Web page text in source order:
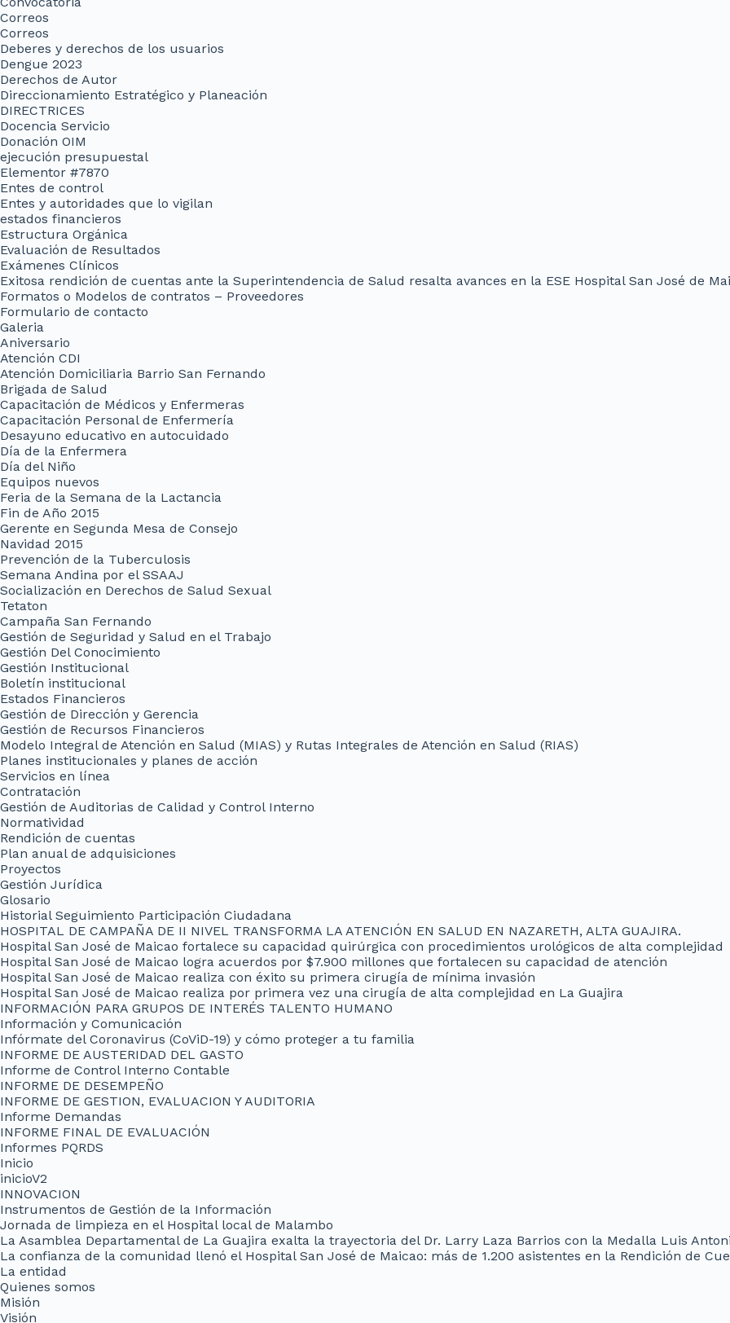
Correos
Correos
Deberes y derechos de los usuarios
Dengue 2023
Derechos de Autor
Direccionamiento Estratégico y Planeación
DIRECTRICES
Docencia Servicio
Donación OIM
ejecución presupuestal
Elementor #7870
Entes de control
Entes y autoridades que lo vigilan
estados financieros
Estructura Orgánica
Evaluación de Resultados
Exámenes Clínicos
Exitosa rendición de cuentas ante la Superintendencia de Salud resalta avances en la ESE Hospital San José de
Formatos o Modelos de contratos – Proveedores
Formulario de contacto
Galeria
Aniversario
Atención CDI
Atención Domiciliaria Barrio San Fernando
Brigada de Salud
Capacitación de Médicos y Enfermeras
Capacitación Personal de Enfermería
Desayuno educativo en autocuidado
Día de la Enfermera
Día del Niño
Equipos nuevos
Feria de la Semana de la Lactancia
Fin de Año 2015
Gerente en Segunda Mesa de Consejo
Navidad 2015
Prevención de la Tuberculosis
Semana Andina por el SSAAJ
Socialización en Derechos de Salud Sexual
Tetaton
Campaña San Fernando
Gestión de Seguridad y Salud en el Trabajo
Gestión Del Conocimiento
Gestión Institucional
Boletín institucional
Estados Financieros
Gestión de Dirección y Gerencia
Gestión de Recursos Financieros
Modelo Integral de Atención en Salud (MIAS) y Rutas Integrales de Atención en Salud (RIAS)
Planes institucionales y planes de acción
Servicios en línea
Contratación
Gestión de Auditorias de Calidad y Control Interno
Normatividad
Rendición de cuentas
Plan anual de adquisiciones
Proyectos
Gestión Jurídica
Glosario
Historial Seguimiento Participación Ciudadana
HOSPITAL DE CAMPAÑA DE II NIVEL TRANSFORMA LA ATENCIÓN EN SALUD EN NAZARETH, ALTA GUAJIRA.
Hospital San José de Maicao fortalece su capacidad quirúrgica con procedimientos urológicos de alta complejidad
Hospital San José de Maicao logra acuerdos por $7.900 millones que fortalecen su capacidad de atención
Hospital San José de Maicao realiza con éxito su primera cirugía de mínima invasión
Hospital San José de Maicao realiza por primera vez una cirugía de alta complejidad en La Guajira
INFORMACIÓN PARA GRUPOS DE INTERÉS TALENTO HUMANO
Información y Comunicación
Infórmate del Coronavirus (CoViD-19) y cómo proteger a tu familia
INFORME DE AUSTERIDAD DEL GASTO
Informe de Control Interno Contable
INFORME DE DESEMPEÑO
INFORME DE GESTION, EVALUACION Y AUDITORIA
Informe Demandas
INFORME FINAL DE EVALUACIÓN
Informes PQRDS
Inicio
inicioV2
INNOVACION
Instrumentos de Gestión de la Información
Jornada de limpieza en el Hospital local de Malambo
La Asamblea Departamental de La Guajira exalta la trayectoria del Dr. Larry Laza Barrios con la Medalla Luis
La confianza de la comunidad llenó el Hospital San José de Maicao: más de 1.200 asistentes en la Rendición de
La entidad
Quienes somos
Misión
Visión